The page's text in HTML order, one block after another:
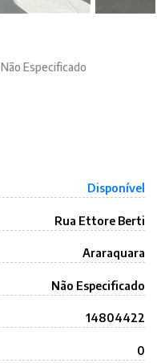
Não Especificado
Disponível
Rua Ettore Berti
Araraquara
Não Especificado
14804422
0